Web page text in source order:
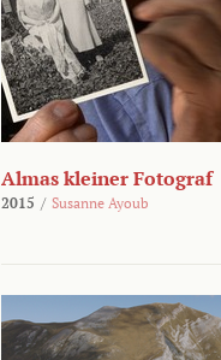
Almas kleiner Fotograf
2015 / Susanne Ayoub